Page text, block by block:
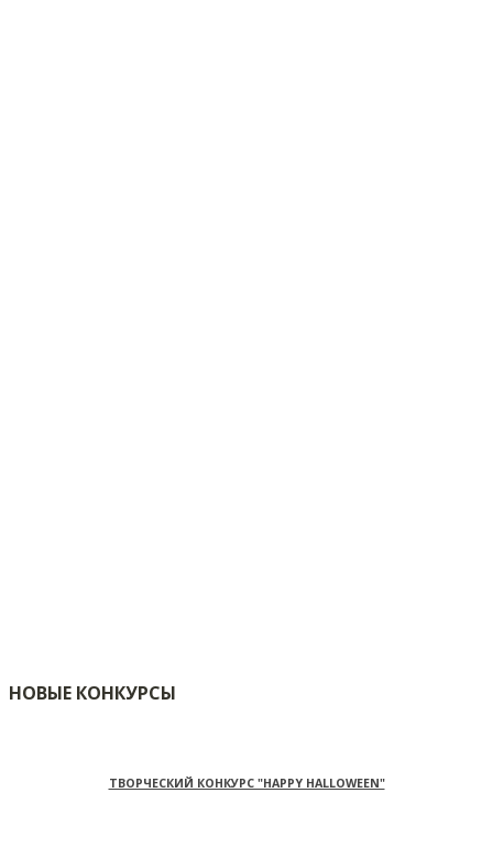
НОВЫЕ КОНКУРСЫ
ТВОРЧЕСКИЙ КОНКУРС "HAPPY HALLOWEEN"